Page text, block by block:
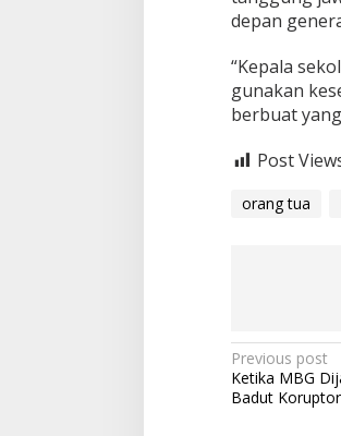
depan
“Kepala
gunakan
berbuat
Post
orang tua
P
o
Previous post
Ketika MBG
Badut